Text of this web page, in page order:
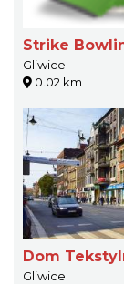
Strike
Gliwice
0.02 km
Dom
Gliwice